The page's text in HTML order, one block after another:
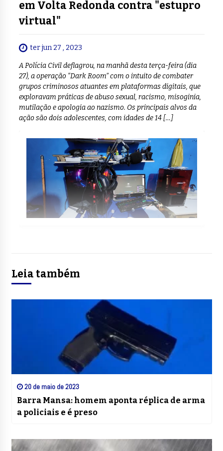
em Volta Redonda contra "estupro
virtual"
ter jun 27 , 2023
A Polícia Civil deflagrou, na manhã desta terça-feira (dia
27), a operação “Dark Room” com o intuito de combater
grupos criminosos atuantes em plataformas digitais, que
exploravam práticas de abuso sexual, racismo, misoginia,
mutilação e apologia ao nazismo. Os principais alvos da
ação são dois adolescentes, com idades de 14 […]
Leia também
20 de maio de 2023
Barra Mansa: homem aponta réplica de arma
a policiais e é preso